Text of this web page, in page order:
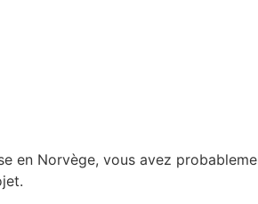
Norvège, vous avez